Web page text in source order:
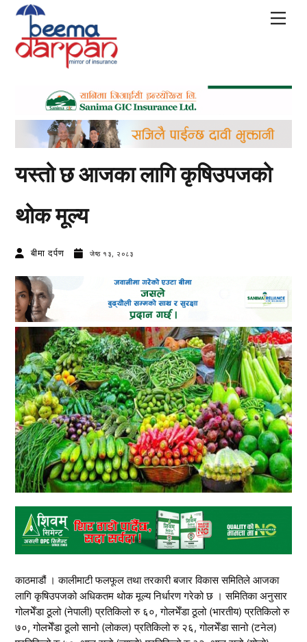
Skip
content
यस्तो छ आजका लागि कृषिउपजको
थोक मूल्य
बीमा दर्पण जेष्ठ १३, २०८३
काठमाडौं । कालीमाटी फलफूल तथा तरकारी बजार विकास समितिले आजका
लागि कृषिउपजको अधिकतम थोक मूल्य निर्धारण गरेको छ । समितिका अनुसार
गोलभेँडा ठूलो (नेपाली) प्रतिकिलो रु ६०, गोलभेँडा ठूलो (भारतीय) प्रतिकिलो रु
७०, गोलभेँडा ठूलो सानो (लोकल) प्रतिकिलो रु २६, गोलभेँडा सानो (टनेल)